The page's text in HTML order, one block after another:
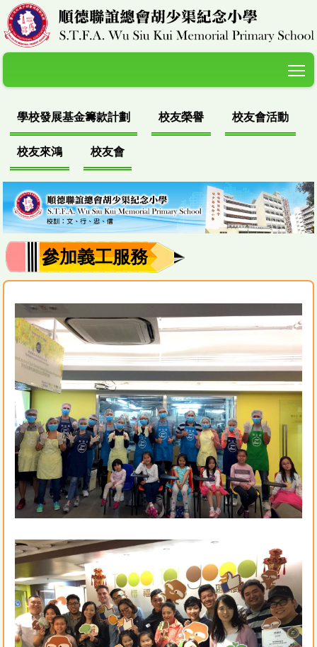
學校發展基金籌款計劃 校友榮譽 校友會活動
校友來鴻 校友會
參加義工服務